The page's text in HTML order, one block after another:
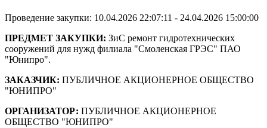
Проведение закупки: 10.04.2026 22:07:11 - 24.04.2026 15:00:00
ПРЕДМЕТ ЗАКУПКИ: ЗиС ремонт гидротехнических
сооружений для нужд филиала "Смоленская ГРЭС" ПАО
"Юнипро".
ЗАКАЗЧИК: ПУБЛИЧНОЕ АКЦИОНЕРНОЕ ОБЩЕСТВО
"ЮНИПРО"
ОРГАНИЗАТОР: ПУБЛИЧНОЕ АКЦИОНЕРНОЕ
ОБЩЕСТВО "ЮНИПРО"